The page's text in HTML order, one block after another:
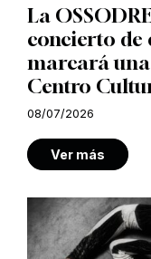
La
concierto de
marcará
Centro
08/07/2026
Ver más